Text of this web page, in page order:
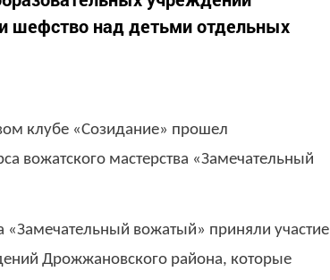
шефство над детьми отдельных
клубе «Созидание» прошел
вожатского мастерства «Замечательный
«Замечательный вожатый» приняли участие
Дрожжановского района, которые